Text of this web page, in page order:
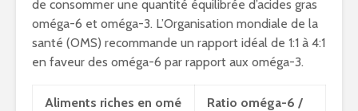
de consommer une quantité équilibrée d’acides gras
oméga-6 et oméga-3. L’Organisation mondiale de la
santé (OMS) recommande un rapport idéal de 1:1 à 4:1
en faveur des oméga-6 par rapport aux oméga-3.
Aliments riches en omé
Ratio oméga-6 /